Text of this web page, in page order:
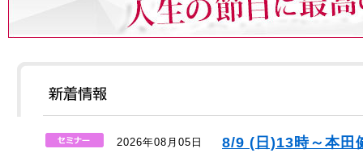
2026年08月05日
8/9 (日)13時～本田